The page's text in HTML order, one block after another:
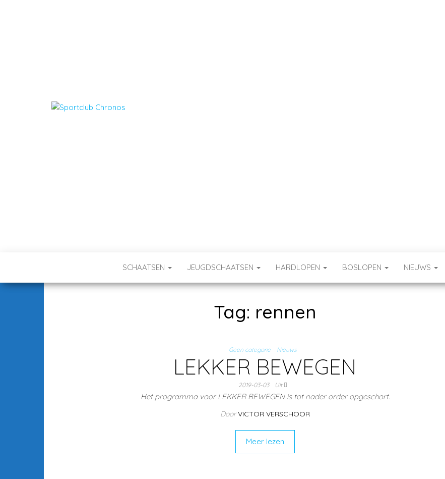
SCHAATSEN JEUGDSCHAATSEN HARDLOPEN BOSLOPEN NIEUWS
Tag: rennen
Geen categorie Nieuws
LEKKER BEWEGEN
2019-03-03 Uit
Het programma voor LEKKER BEWEGEN is tot nader order opgeschort.
Door VICTOR VERSCHOOR
Meer lezen